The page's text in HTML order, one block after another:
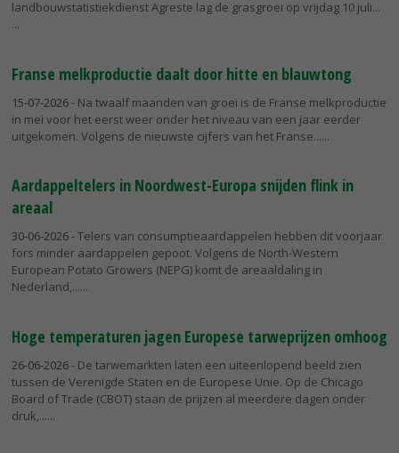
landbouwstatistiekdienst Agreste lag de grasgroei op vrijdag 10 juli...
Franse melkproductie daalt door hitte en blauwtong
15-07-2026- Na twaalf maanden van groei is de Franse melkproductie
in mei voor het eerst weer onder het niveau van een jaar eerder
uitgekomen. Volgens de nieuwste cijfers van het Franse...
Aardappeltelers in Noordwest-Europa snijden flink in
areaal
30-06-2026- Telers van consumptieaardappelen hebben dit voorjaar
fors minder aardappelen gepoot. Volgens de North-Western
European Potato Growers (NEPG) komt de areaaldaling in
Nederland,...
Hoge temperaturen jagen Europese tarweprijzen omhoog
26-06-2026- De tarwemarkten laten een uiteenlopend beeld zien
tussen de Verenigde Staten en de Europese Unie. Op de Chicago
Board of Trade (CBOT) staan de prijzen al meerdere dagen onder
druk,...